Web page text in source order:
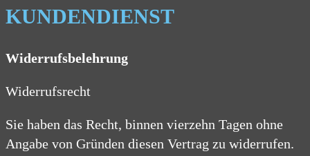
KUNDENDIENST
Widerrufsbelehrung
Widerrufsrecht
Sie haben das Recht, binnen vierzehn Tagen ohne
Angabe von Gründen diesen Vertrag zu widerrufen.